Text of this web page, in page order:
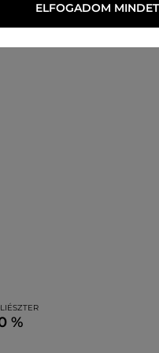
%
ELFOGADOM MINDET